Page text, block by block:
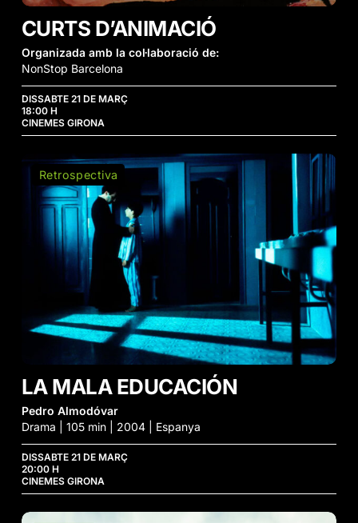
CURTS D’ANIMACIÓ
Organizada amb la col·laboració de:
NonStop Barcelona
DISSABTE 21 DE MARÇ
18:00 H
CINEMES GIRONA
La
Mala
Educación
Retrospectiva
LA MALA EDUCACIÓN
Pedro Almodóvar
Drama | 105 min | 2004 | Espanya
DISSABTE 21 DE MARÇ
20:00 H
CINEMES GIRONA